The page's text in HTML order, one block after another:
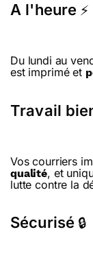
A l'heure ⚡
Du lundi au
est imprimé et
Travail
Vos courriers
qualité, et
lutte contre la
Sécurisé 🔒